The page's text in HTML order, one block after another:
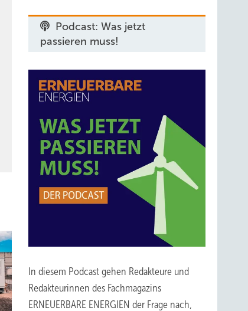
Podcast: Was jetzt
passieren muss!
In diesem Podcast gehen Redakteure und
Redakteurinnen des Fachmagazins
ERNEUERBARE ENERGIEN der Frage nach,